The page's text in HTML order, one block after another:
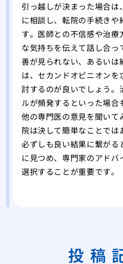
引っ越しが決まった場合
に相談し、転院の手続き
す。医師との不信感や治
な気持ちを伝えて話し合
善が見られない、あるい
は、セカンドオピニオン
討するのが良いでしょう
ルが頻発するといった場合
他の専門医の意見を聞い
院は決して簡単なことで
必ずしも良い結果に繋が
に見つめ、専門家のアド
選択することが重要です。
投稿